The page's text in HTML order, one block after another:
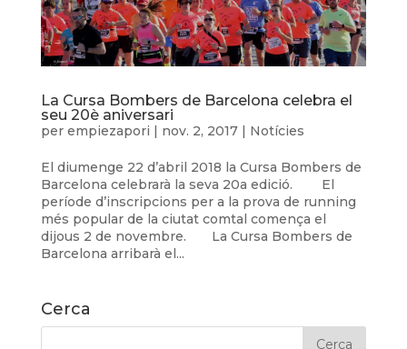
La Cursa Bombers de Barcelona celebra el
seu 20è aniversari
per empiezapori | nov. 2, 2017| Notícies
El diumenge 22 d’abril 2018 la Cursa Bombers de
Barcelona celebrarà la seva 20a edició. El
període d’inscripcions per a la prova de running
més popular de la ciutat comtal comença el
dijous 2 de novembre. La Cursa Bombers de
Barcelona arribarà el...
Cerca